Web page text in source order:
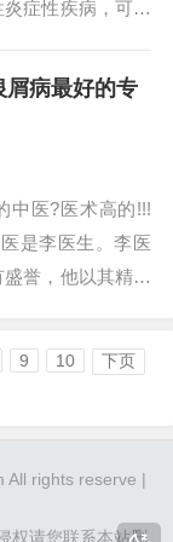
症性疾病，可累
银屑病的主要特
、四肢伸侧和背
屑病最好的专
中医?医术高的!!!
是李医生。李医
誉，他以其精湛
中医诊所虽然不
者络绎不绝，许
慕名而来的。2、
9 10
下页
All rights reserve |
权请您联系本站删